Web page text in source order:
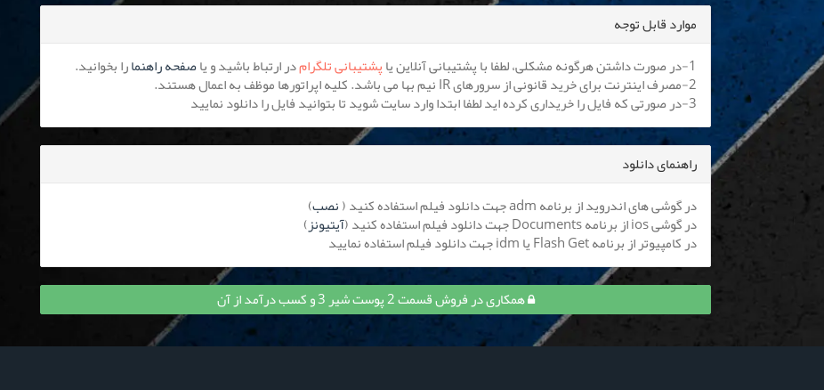
موارد قابل توجه
1-در صورت داشتن هرگونه مشکلی، لطفا با پشتیبانی آنلاین یا
پشتیبانی تلگرامدر ارتباط باشید و یاصفحه راهنمارا بخوانید.
2-مصرف اینترنت برای خرید قانونی از سرورهای IR نیم بها می باشد. کلیه اپراتورها موظف به اعمال هستند.
3-در صورتی که فایل را خریداری کرده اید لطفا ابتدا وارد سایت شوید تا بتوانید فایل را دانلود نمایید
راهنمای دانلود
در گوشی های اندروید از برنامه adm جهت دانلود فیلم استفاده کنید (
نصب)
در گوشی ios از برنامه Documents جهت دانلود فیلم استفاده کنید ( آیتیونز)
در کامپیوتر از برنامه Flash Get یا idm جهت دانلود فیلم استفاده نمایید
همکاری در فروش قسمت 2 پوست شیر 3 و کسب درآمد از آن